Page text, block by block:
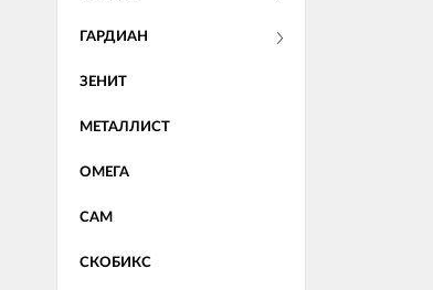
ГАРДИАН
ЗЕНИТ
МЕТАЛЛИСТ
ОМЕГА
САМ
СКОБИКС